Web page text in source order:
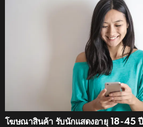
โฆษณาสินค้า รับนักแสดงอายุ 18-45 ปี